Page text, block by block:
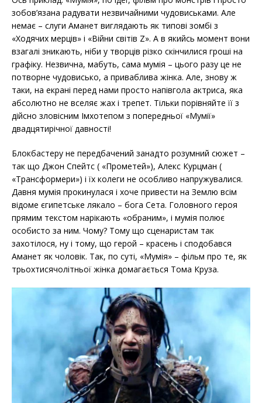
зобов’язана радувати незвичайними чудовиськами. Але
немає – слуги Аманет виглядають як типові зомбі з
«Ходячих мерців» і «Війни світів Z». А в якийсь момент вони
взагалі зникають, ніби у творців різко скінчилися гроші на
графіку. Незвична, мабуть, сама мумія – цього разу це не
потворне чудовисько, а приваблива жінка. Але, знову ж
таки, на екрані перед нами просто напівгола актриса, яка
абсолютно не вселяє жах і трепет. Тільки порівняйте її з
дійсно зловісним Імхотепом з попередньої «Мумії»
двадцятирічної давності!
Блокбастеру не передбачений занадто розумний сюжет –
так що Джон Спейтс ( «Прометей»), Алекс Курцман (
«Трансформери») і їх колеги не особливо напружувалися.
Давня мумія прокинулася і хоче привести на Землю всім
відоме єгипетське лякало – бога Сета. Головного героя
прямим текстом нарікають «обраним», і мумія полює
особисто за ним. Чому? Тому що сценаристам так
захотілося, ну і тому, що герой – красень і сподобався
Аманет як чоловік. Так, по суті, «Мумія» – фільм про те, як
трьохтисячолітньої жінка домагається Тома Круза.